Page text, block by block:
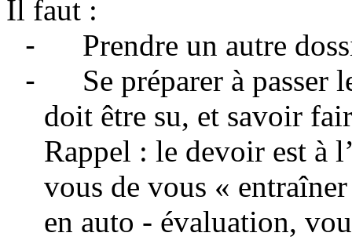
Il faut :
-
Prendre un autre
-
Se préparer à
doit être su, et savoir
Rappel : le devoir est à
vous de vous «
en auto - évaluation,